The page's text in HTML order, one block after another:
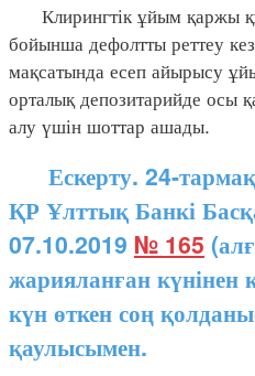
Клирингтік ұйым қаржы
бойынша дефолтты реттеу
мақсатында есеп айырысу
орталық депозитарийде осы
алу үшін шоттар ашады.
Ескерту. 24-
ҚР Ұлттық Банкі
07.10.2019 № 165
жарияланған күнінен
күн өткен соң
қаулысымен.